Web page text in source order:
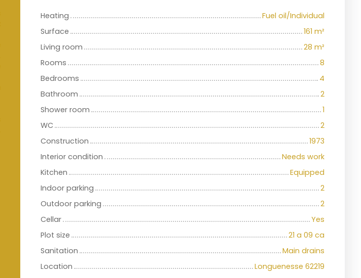
Heating
Fuel oil/Individual
Surface
161 m²
Living room
28 m²
Rooms
8
Bedrooms
4
Bathroom
2
Shower room
1
WC
2
Construction
1973
Interior condition
Needs work
Kitchen
Equipped
Indoor parking
2
Outdoor parking
2
Cellar
Yes
Plot size
21 a 09 ca
Sanitation
Main drains
Location
Longuenesse 62219